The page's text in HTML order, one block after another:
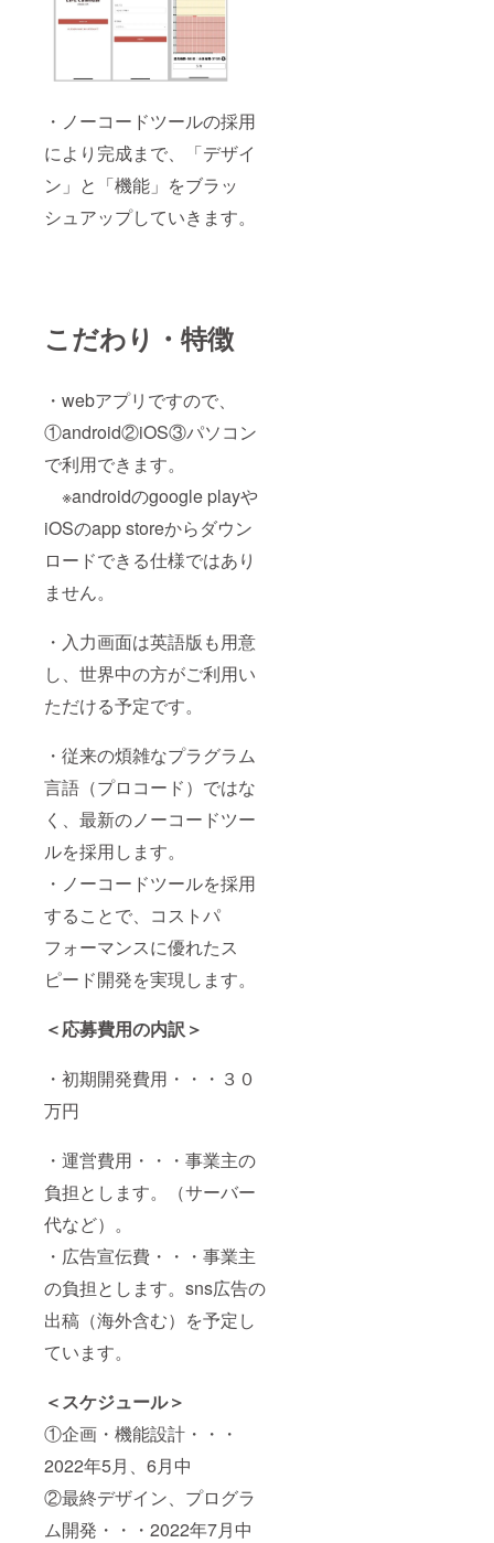
・ノーコードツールの採用
により完成まで、「デザイ
ン」と「機能」をブラッ
シュアップしていきます。
こだわり・特徴
・webアプリですので、
①android②iOS③パソコン
で利用できます。
※androidのgoogle playや
iOSのapp storeからダウン
ロードできる仕様ではあり
ません。
・入力画面は英語版も用意
し、世界中の方がご利用い
ただける予定です。
・従来の煩雑なプラグラム
言語（プロコード）ではな
く、最新のノーコードツー
ルを採用します。
・ノーコードツールを採用
することで、コストパ
フォーマンスに優れたス
ピード開発を実現します。
＜応募費用の内訳＞
・初期開発費用・・・３０
万円
・運営費用・・・事業主の
負担とします。（サーバー
代など）。
・広告宣伝費・・・事業主
の負担とします。sns広告の
出稿（海外含む）を予定し
ています。
＜スケジュール＞
①企画・機能設計・・・
2022年5月、6月中
②最終デザイン、プログラ
ム開発・・・2022年7月中